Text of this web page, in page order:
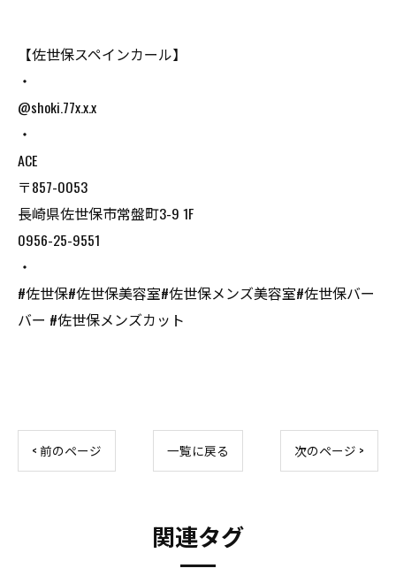
【佐世保スペインカール】
・
@shoki.77x.x.x
・
ACE
〒857-0053
長崎県佐世保市常盤町3-9 1F
0956-25-9551
・
#佐世保#佐世保美容室#佐世保メンズ美容室#佐世保バー
バー #佐世保メンズカット
< 前のページ 一覧に戻る 次のページ >
関連タグ